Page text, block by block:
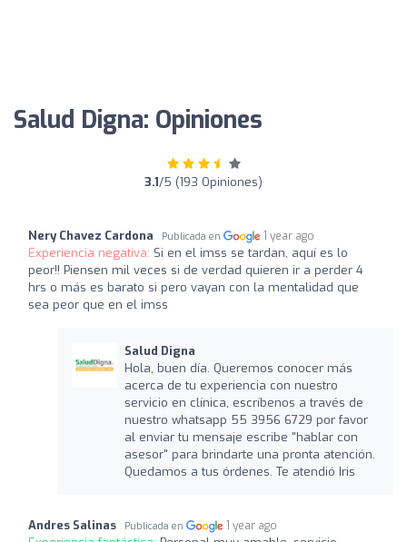
Salud Digna: Opiniones
3.1/5 (193 Opiniones)
Nery Chavez Cardona Publicada en 1 year ago
Experiencia negativa: Si en el imss se tardan, aquí es lo
peor!! Piensen mil veces si de verdad quieren ir a perder 4
hrs o más es barato si pero vayan con la mentalidad que
sea peor que en el imss
Salud Digna
Hola, buen día. Queremos conocer más
acerca de tu experiencia con nuestro
servicio en clínica, escríbenos a través de
nuestro whatsapp 55 3956 6729 por favor
al enviar tu mensaje escribe "hablar con
asesor" para brindarte una pronta atención.
Quedamos a tus órdenes. Te atendió Iris
Andres Salinas Publicada en 1 year ago